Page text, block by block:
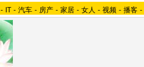
- IT - 汽车 - 房产 - 家居 - 女人 - 视频 - 播客 -